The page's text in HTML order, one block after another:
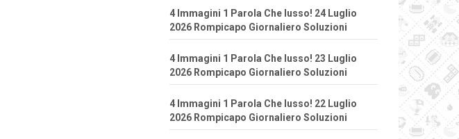
4 Immagini 1 Parola Che lusso! 24 Luglio
2026 Rompicapo Giornaliero Soluzioni
4 Immagini 1 Parola Che lusso! 23 Luglio
2026 Rompicapo Giornaliero Soluzioni
4 Immagini 1 Parola Che lusso! 22 Luglio
2026 Rompicapo Giornaliero Soluzioni